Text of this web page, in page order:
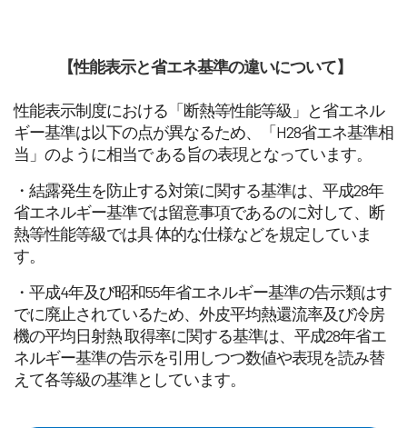
【性能表示と省エネ基準の違いについて】
性能表示制度における「断熱等性能等級」と省エネル
ギー基準は以下の点が異なるため、「H28省エネ基準相
当」のように相当で ある旨の表現となっています。
・結露発生を防止する対策に関する基準は、平成28年
省エネルギー基準では留意事項であるのに対して、断
熱等性能等級では具 体的な仕様などを規定していま
す。
・平成4年及び昭和55年省エネルギー基準の告示類はす
でに廃止されているため、外皮平均熱還流率及び冷房
機の平均日射熱 取得率に関する基準は、平成28年省エ
ネルギー基準の告示を引用しつつ数値や表現を読み替
えて各等級の基準としています。